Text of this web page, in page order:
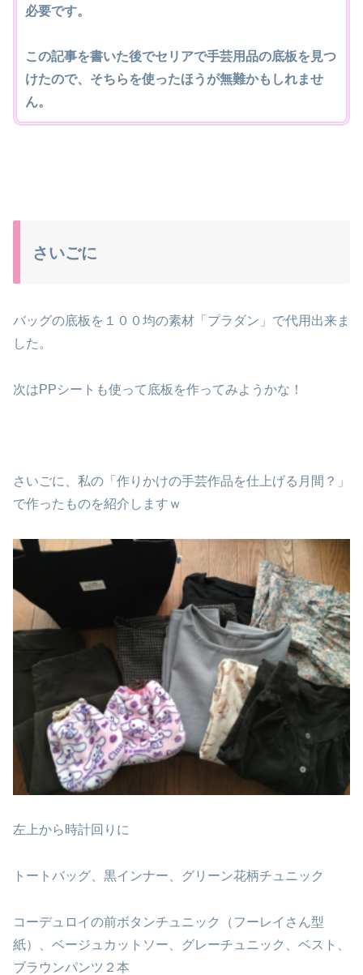
必要です。
この記事を書いた後でセリアで手芸用品の底板を見つ
けたので、そちらを使ったほうが無難かもしれませ
ん。
さいごに
バッグの底板を１００均の素材「プラダン」で代用出来ま
した。
次はPPシートも使って底板を作ってみようかな！
さいごに、私の「作りかけの手芸作品を仕上げる月間？」
で作ったものを紹介しますｗ
左上から時計回りに
トートバッグ、黒インナー、グリーン花柄チュニック
コーデュロイの前ボタンチュニック（フーレイさん型
紙）、ベージュカットソー、グレーチュニック、ベスト、
ブラウンパンツ２本